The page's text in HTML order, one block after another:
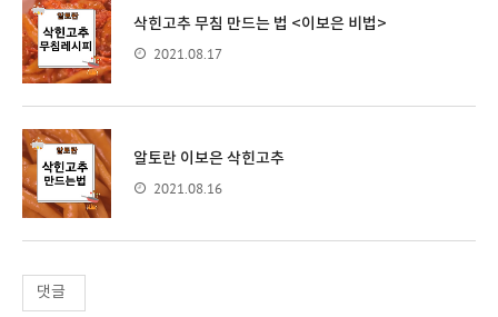
삭힌고추 무침 만드는 법 <이보은 비법>
2021.08.17
알토란 이보은 삭힌고추
2021.08.16
댓글